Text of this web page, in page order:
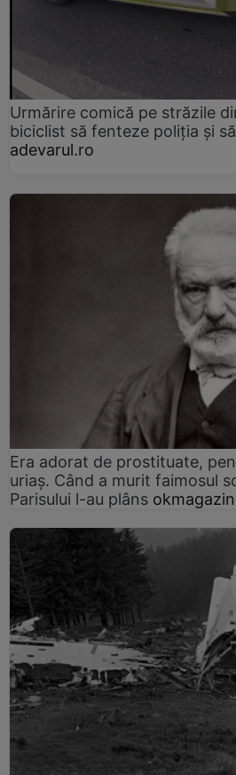
Urmărire comică pe străzile
biciclist să fenteze poliția și
adevarul.ro
Era adorat de prostituate,
uriaș. Când a murit faimosul
Parisului l-au plâns